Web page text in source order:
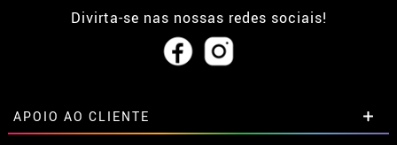
Divirta-se nas nossas redes sociais!
APOIO AO CLIENTE